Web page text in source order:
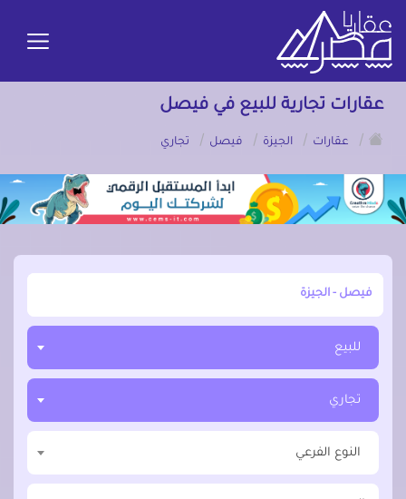
عقارات تجارية للبيع في فيصل
/
عقارات / الجيزة / فيصل / تجاري
أبحث عن مدينة, محافظة, حي
للبيع
تجاري
النوع الفرعي